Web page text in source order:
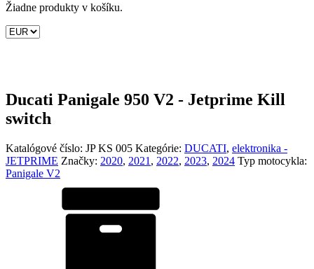
Žiadne produkty v košíku.
Ducati Panigale 950 V2 - Jetprime Kill
switch
Katalógové číslo: JP KS 005 Kategórie: DUCATI, elektronika -
JETPRIME Značky: 2020, 2021 , 2022, 2023, 2024 Typ motocykla:
Panigale V2